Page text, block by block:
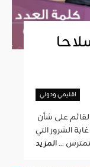
اقليمي ودولي
الشرور التي
...